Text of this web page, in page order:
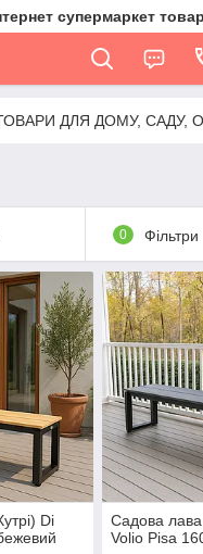
супермаркет
ДЛЯ ДОМУ, САДУ,
0 Фільтри
Di
Садова лава
Volio Pisa